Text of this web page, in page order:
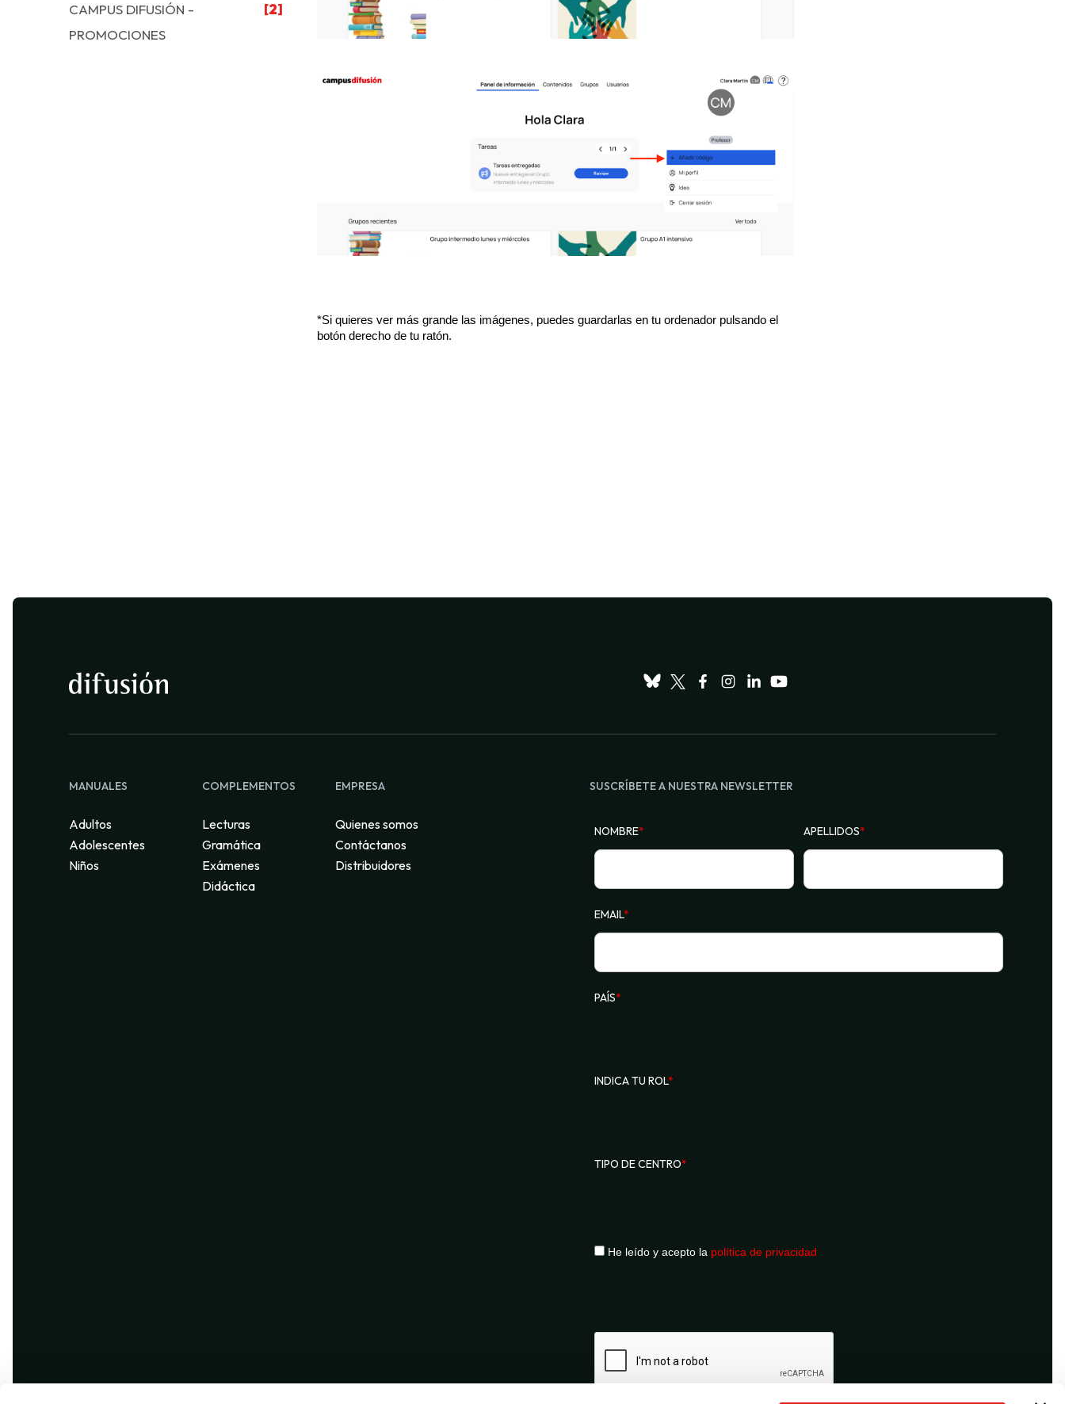
*Si quieres ver más grande las imágenes, puedes guardarlas en tu ordenador pulsando el
botón derecho de tu ratón.
CAMPUS DIFUSIÓN -
PROMOCIONES
[2]
MANUALES
Adultos
Adolescentes
Niños
COMPLEMENTOS
Lecturas
Gramática
Exámenes
Didáctica
EMPRESA
Quienes somos
Contáctanos
Distribuidores
SUSCRÍBETE A NUESTRA NEWSLETTER
NOMBRE* APELLIDOS*
EMAIL*
PAÍS*
INDICA TU ROL*
TIPO DE CENTRO*
He leído y acepto la política de privacidad